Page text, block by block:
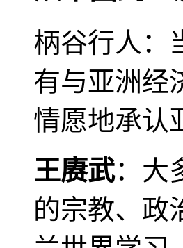
柄谷行人：
有与亚洲经
情愿地承认
王赓武：大
的宗教、政